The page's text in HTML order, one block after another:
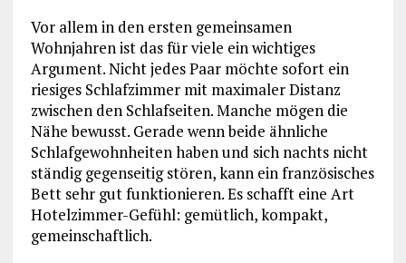
Vor allem in den ersten gemeinsamen
Wohnjahren ist das für viele ein wichtiges
Argument. Nicht jedes Paar möchte sofort ein
riesiges Schlafzimmer mit maximaler Distanz
zwischen den Schlafseiten. Manche mögen die
Nähe bewusst. Gerade wenn beide ähnliche
Schlafgewohnheiten haben und sich nachts nicht
ständig gegenseitig stören, kann ein französisches
Bett sehr gut funktionieren. Es schafft eine Art
Hotelzimmer-Gefühl: gemütlich, kompakt,
gemeinschaftlich.